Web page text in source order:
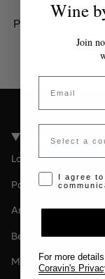
Por favor
Coravin
London
Paris
Amsterdam
Berlin
Milan
Wine
Join
Email
Country
Opt-inI agree
For more
Coravin's